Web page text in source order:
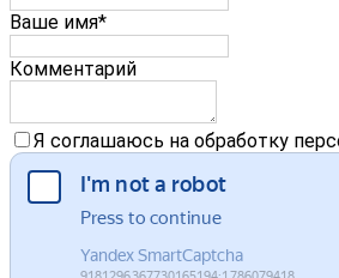
Ваше имя*
Комментарий
Я соглашаюсь на обработку